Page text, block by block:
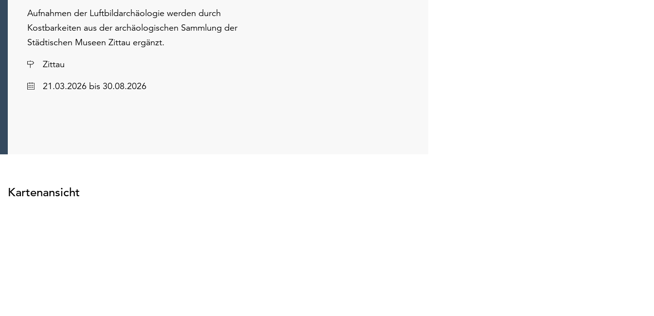
Aufnahmen der Luftbildarchäologie werden durch
Kostbarkeiten aus der archäologischen Sammlung der
Städtischen Museen Zittau ergänzt.
Ort
Zittau
Datum21.03.2026 bis 30.08.2026
Kartenansicht